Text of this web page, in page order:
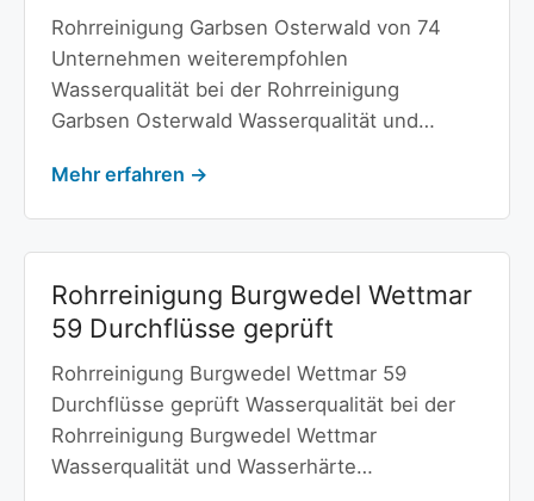
Rohrreinigung Garbsen Osterwald von 74
Unternehmen weiterempfohlen
Wasserqualität bei der Rohrreinigung
Garbsen Osterwald Wasserqualität und…
Mehr erfahren →
Rohrreinigung Burgwedel Wettmar
59 Durchflüsse geprüft
Rohrreinigung Burgwedel Wettmar 59
Durchflüsse geprüft Wasserqualität bei der
Rohrreinigung Burgwedel Wettmar
Wasserqualität und Wasserhärte…